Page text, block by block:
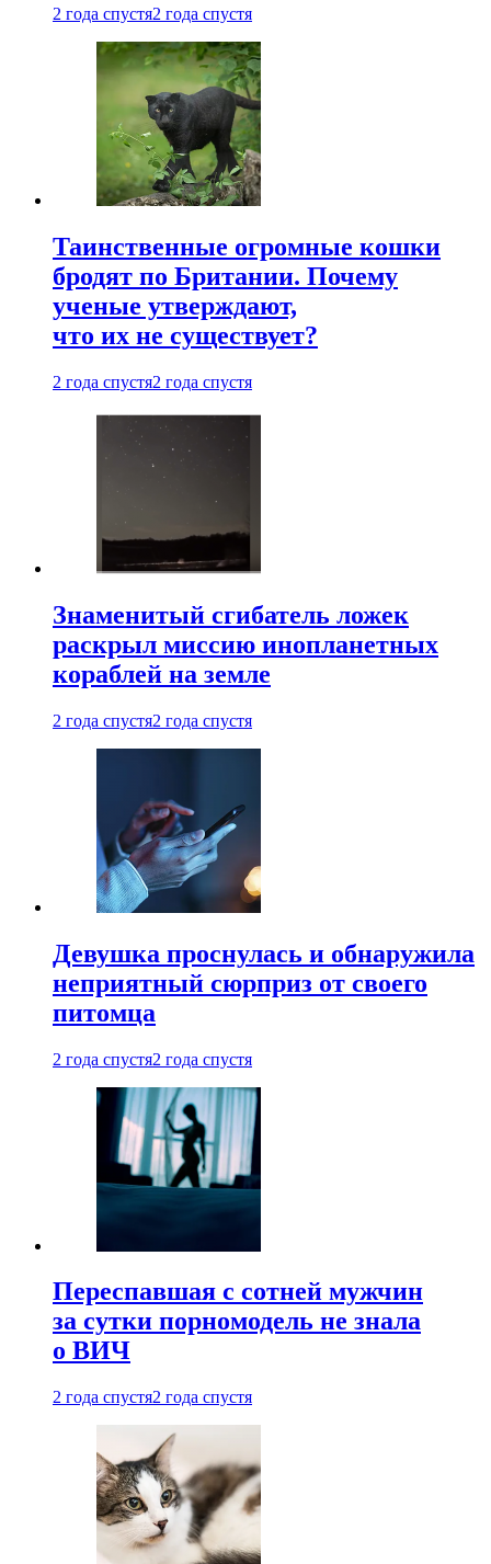
2 года спустя2 года спустя
Таинственные огромные кошки
бродят по Британии. Почему
ученые утверждают,
что их не существует?
2 года спустя2 года спустя
Знаменитый сгибатель ложек
раскрыл миссию инопланетных
кораблей на земле
2 года спустя2 года спустя
Девушка проснулась и обнаружила
неприятный сюрприз от своего
питомца
2 года спустя2 года спустя
Переспавшая с сотней мужчин
за сутки порномодель не знала
о ВИЧ
2 года спустя2 года спустя